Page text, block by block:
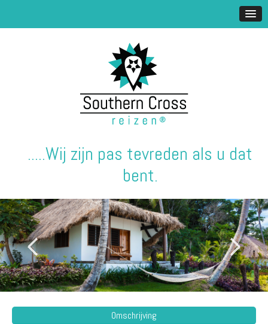
.....Wij zijn pas tevreden als u dat
bent.
Omschrijving